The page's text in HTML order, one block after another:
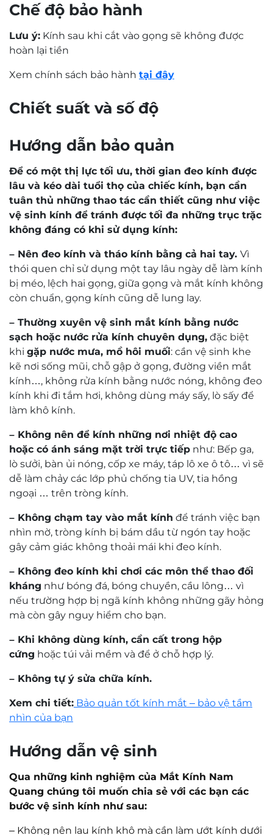
Chế độ bảo hành
Lưu ý: Kính sau khi cắt vào gọng sẽ không được
hoàn lại tiền
Xem chính sách bảo hành tại đây
0,0
5 star
0%
4 star
2 star
0%
1 star
0%
Search
0 of 0 reviews
Sorry, no reviews match your current selections
Đội ngũ kỹ thuật viên
Mr. Nguyễn Trọng Nghĩa
Kỹ thuật viên khúc xạ Nguyễn Trọng Nghĩa
có trên 30 năm kinh nghiệm về đo khúc xạ và
mài lắp kính.